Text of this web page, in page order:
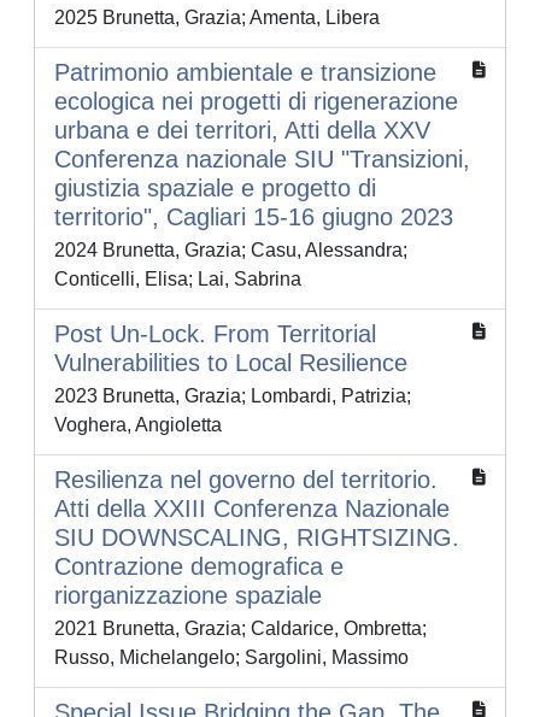
2025 Brunetta, Grazia; Amenta, Libera
Patrimonio ambientale e transizione
ecologica nei progetti di rigenerazione
urbana e dei territori, Atti della XXV
Conferenza nazionale SIU "Transizioni,
giustizia spaziale e progetto di
territorio", Cagliari 15-16 giugno 2023
2024 Brunetta, Grazia; Casu, Alessandra;
Conticelli, Elisa; Lai, Sabrina
Post Un-Lock. From Territorial
Vulnerabilities to Local Resilience
2023 Brunetta, Grazia; Lombardi, Patrizia;
Voghera, Angioletta
Resilienza nel governo del territorio.
Atti della XXIII Conferenza Nazionale
SIU DOWNSCALING, RIGHTSIZING.
Contrazione demografica e
riorganizzazione spaziale
2021 Brunetta, Grazia; Caldarice, Ombretta;
Russo, Michelangelo; Sargolini, Massimo